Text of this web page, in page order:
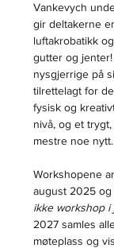
Vankevych
gir deltakerne
luftakrobatikk
gutter og
nysgjerrige på
tilrettelagt for
fysisk og
nivå, og et
mestre noe nytt.
Workshopene
august 2025
ikke workshop
2027 samles
møteplass og